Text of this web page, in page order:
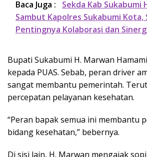
Baca Juga :
Sekda Kab Sukabumi
Sambut Kapolres Sukabumi Kota,
Pentingnya Kolaborasi dan
Bupati Sukabumi H. Marwan
kepada PUAS. Sebab, peran driver
sangat membantu pemerintah.
percepatan pelayanan kesehatan.
“Peran bapak semua ini membantu
bidang kesehatan,” bebernya.
Di sisi lain, H. Marwan mengajak